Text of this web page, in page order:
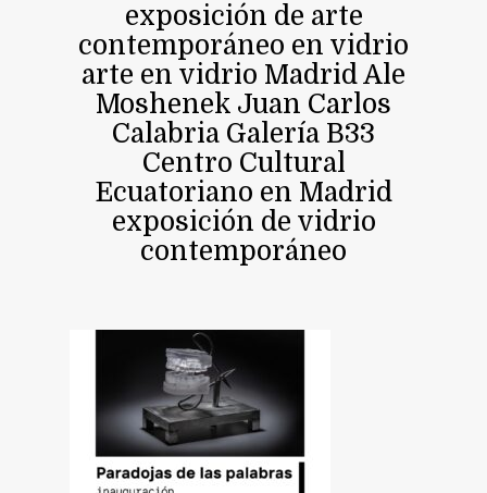
exposición de arte
contemporáneo en vidrio
arte en vidrio Madrid Ale
Moshenek Juan Carlos
Calabria Galería B33
Centro Cultural
Ecuatoriano en Madrid
exposición de vidrio
contemporáneo